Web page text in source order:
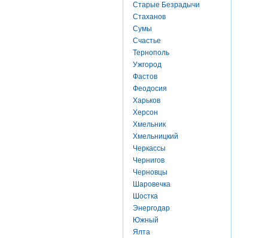
Старые Безрадычи
Стаханов
Сумы
Счастье
Тернополь
Ужгород
Фастов
Феодосия
Харьков
Херсон
Хмельник
Хмельницкий
Черкассы
Чернигов
Черновцы
Шаровечка
Шостка
Энергодар
Южный
Ялта